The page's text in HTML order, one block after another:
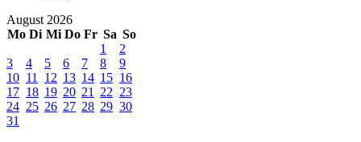
August 2026
Mo Di Mi Do Fr Sa So
1
2
3
4 5 6 7 8
9
10 11 12 13 14 15 16
17 18 19 20 21 22 23
24 25 26 27 28 29 30
31